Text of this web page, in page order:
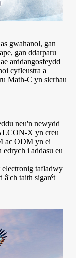
gwahanol, gan
gan ddarparu
arddangosfeydd
cyfleustra a
Math-C yn sicrhau
neu'n newydd
X yn creu
ac ODM yn ei
i addasu eu
electronig tafladwy
taith sigarét